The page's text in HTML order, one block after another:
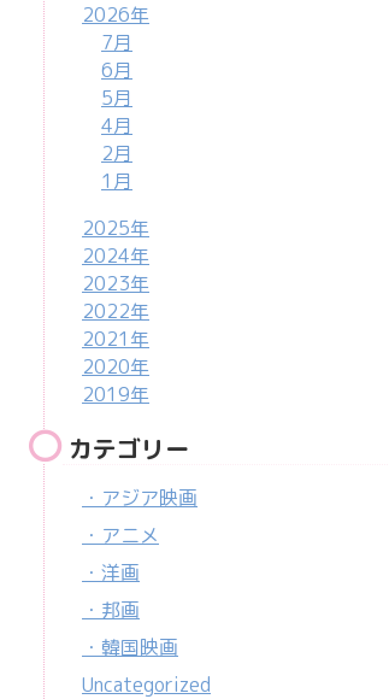
2026年
7月
6月
5月
4月
2月
1月
2025年
2024年
2023年
2022年
2021年
2020年
2019年
カテゴリー
・アジア映画
・アニメ
・洋画
・邦画
・韓国映画
Uncategorized